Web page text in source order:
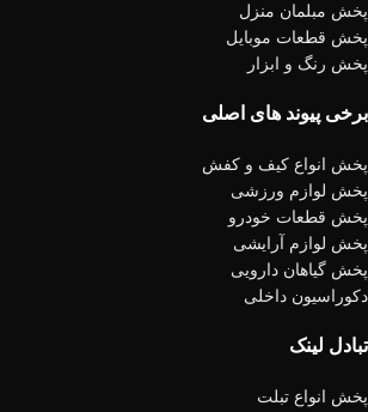
پخش مبلمان منزل
پخش قطعات موبایل
پخش رنگ و ابزار
برخی پیوند های اصلی
پخش انواع کیف و کفش
پخش لوازم ورزشی
پخش قطعات خودرو
پخش لوازم آرایشی
پخش گیاهان دارویی
دکوراسیون داخلی
تبادل لینک
پخش انواع تبلت